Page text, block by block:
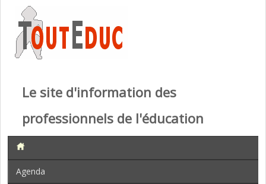
Le site d'information des
professionnels de l'éducation
Agenda